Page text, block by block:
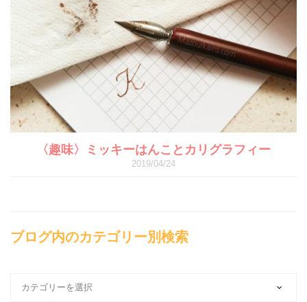
〈趣味〉ミッキーはんことカリグラフィー
2019/04/24
ブログ内のカテゴリー別検索